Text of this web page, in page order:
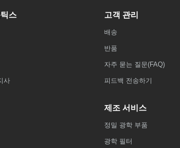
스
사
고객 관리
배송
반품
자주 묻는 질문(FAQ)
피드백 전송하기
제조 서비스
정밀 광학 부품
광학 필터